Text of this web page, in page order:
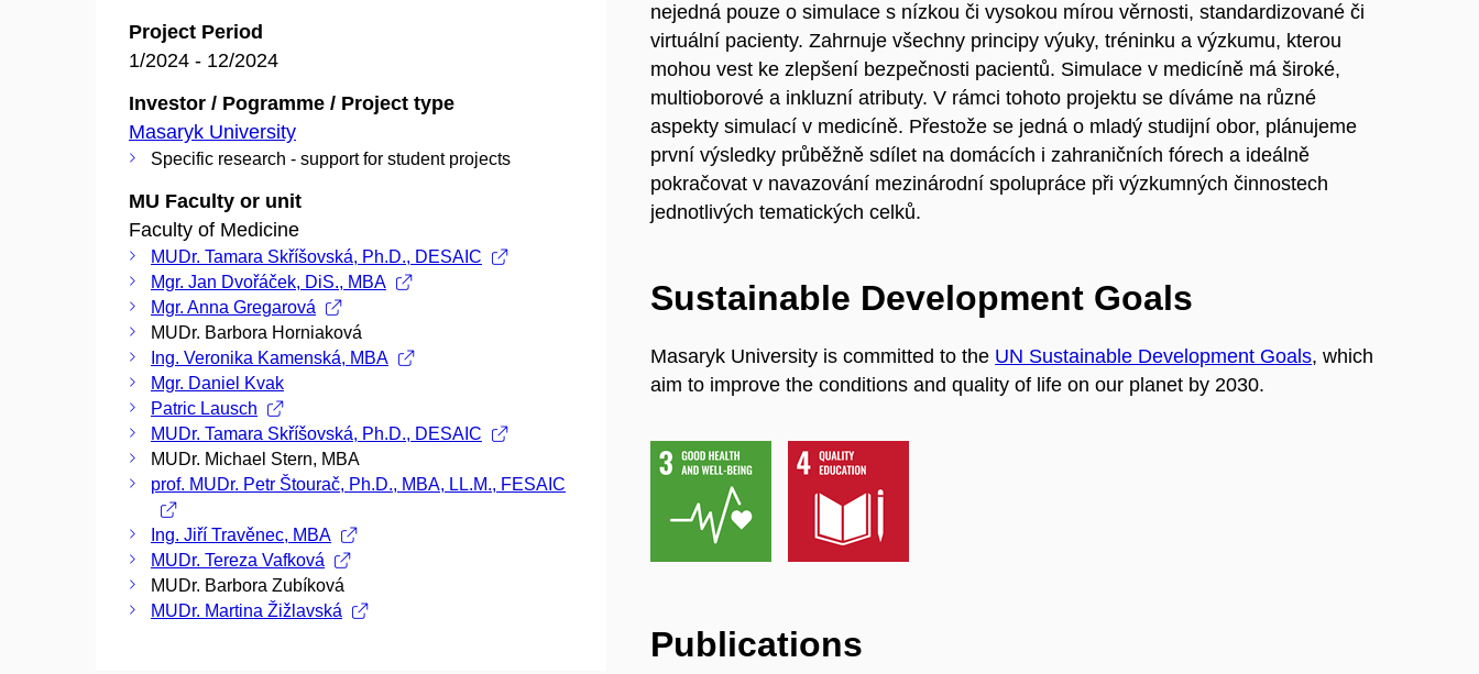
Project Period
1/2024 - 12/2024
Investor / Pogramme / Project type
Masaryk University
Specific research - support for student projects
MU Faculty or unit
Faculty of Medicine
MUDr. Tamara Skříšovská, Ph.D., DESAIC
Mgr. Jan Dvořáček, DiS., MBA
Mgr. Anna Gregarová
MUDr. Barbora Horniaková
Ing. Veronika Kamenská, MBA
Mgr. Daniel Kvak
Patric Lausch
MUDr. Tamara Skříšovská, Ph.D., DESAIC
MUDr. Michael Stern, MBA
prof. MUDr. Petr Štourač, Ph.D., MBA, LL.M., FESAIC
Ing. Jiří Travěnec, MBA
MUDr. Tereza Vafková
MUDr. Barbora Zubíková
MUDr. Martina Žižlavská
nejedná pouze o simulace s nízkou či vysokou mírou věrnosti, standardizované či
virtuální pacienty. Zahrnuje všechny principy výuky, tréninku a výzkumu, kterou
mohou vest ke zlepšení bezpečnosti pacientů. Simulace v medicíně má široké,
multioborové a inkluzní atributy. V rámci tohoto projektu se díváme na různé
aspekty simulací v medicíně. Přestože se jedná o mladý studijní obor, plánujeme
první výsledky průběžně sdílet na domácích i zahraničních fórech a ideálně
pokračovat v navazování mezinárodní spolupráce při výzkumných činnostech
jednotlivých tematických celků.
Sustainable Development Goals
Masaryk University is committed to the UN Sustainable Development Goals, which
aim to improve the conditions and quality of life on our planet by 2030.
Publications